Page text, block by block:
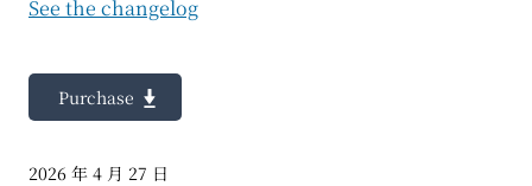
See the changelog
Purchase
2026 年 4 月 27 日